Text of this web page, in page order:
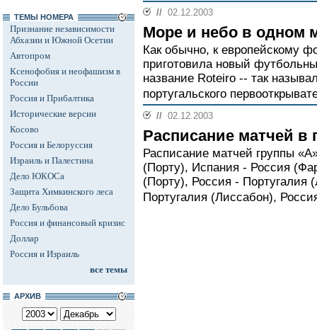
ТЕМЫ НОМЕРА
Признание независимости
Абхазии и Южной Осетии
Автопром
Ксенофобия и неофашизм в
России
Россия и Прибалтика
Исторические версии
Косово
Россия и Белоруссия
Израиль и Палестина
Дело ЮКОСа
Защита Химкинского леса
Дело Бульбова
Россия и финансовый кризис
Доллар
Россия и Израиль
все темы
АРХИВ
// 02.12.2003
Море и небо в одном
Как обычно, к европейскому
приготовила новый
название Roteiro -- так
португальского
// 02.12.2003
Расписание матчей в
Расписание матчей группы
(Порту), Испания - Россия
(Порту), Россия - Португалия
Португалия (Лиссабон),